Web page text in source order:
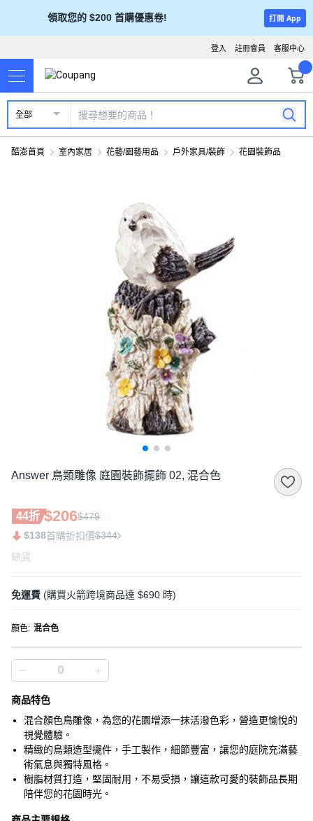
領取您的 $200 首購優惠卷! 打開 App
客服中心
註冊會員
登入
全部
酷澎首頁 室內家居 花藝/園藝用品 戶外家具/裝飾 花園裝飾品
Answer 鳥類雕像 庭園裝飾擺飾 02, 混合色
44折 $206$479
$138首購折扣價$344
缺貨
免運費 (購買火箭跨境商品達 $690 時)
顏色: 混合色
商品特色
混合顏色鳥雕像，為您的花園增添一抹活潑色彩，營造更愉悅的
視覺體驗。
精緻的鳥類造型擺件，手工製作，細節豐富，讓您的庭院充滿藝
術氣息與獨特風格。
樹脂材質打造，堅固耐用，不易受損，讓這款可愛的裝飾品長期
陪伴您的花園時光。